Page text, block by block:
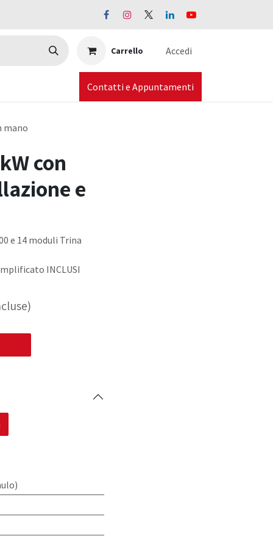
Carrello Accedi
Contatti e Appuntamenti
mano
con
e
e 14 moduli Trina
INCLUSI